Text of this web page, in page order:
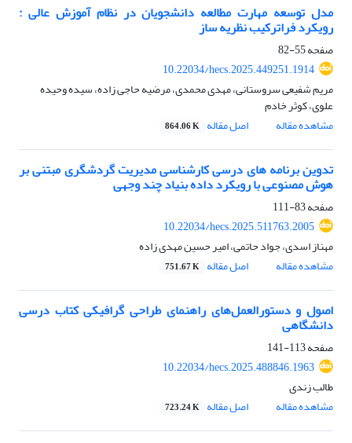
مدل توسعه مهارت مطالعه دانشجویان در نظام آموزش عالی :
رویکرد فراترکیب نظریه ساز
صفحه55-82
10.22034/hecs.2025.449251.1914
مریم شفیعی سروستانی، مهدی محمدی، مرضیه حاجی زاده، سیده وحیده
علوی، کوثر خادم
مشاهده مقاله
اصل مقاله 864.06 K
تدوین برنامه های درسی کارشناسی مدیریت گردشگری مبتنی بر
هوش مصنوعی با رویکرد داده بنیاد چند وجهی
صفحه83-111
10.22034/hecs.2025.511763.2005
مهناز اسدی، جواد حاتمی، امیر حسین مهدی زاده
مشاهده مقاله
اصل مقاله 751.67 K
اصول و دستورالعمل‌های راهنمای طراحی گرافیکی کتاب درسی
دانشگاهی
صفحه113-141
10.22034/hecs.2025.488846.1963
طالب زندی
مشاهده مقاله
اصل مقاله 723.24 K